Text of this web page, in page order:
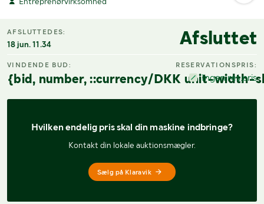
AFSLUTTEDES:
18 jun. 11.34 Afsluttet
VINDENDE BUD:
{bid, number, ::currency/DKK unit-width-
RESERVATIONSPRIS:
Ingen res.pris
Hvilken endelig pris skal din maskine indbringe?
Kontakt din lokale auktionsmægler.
Sælg på Klaravik